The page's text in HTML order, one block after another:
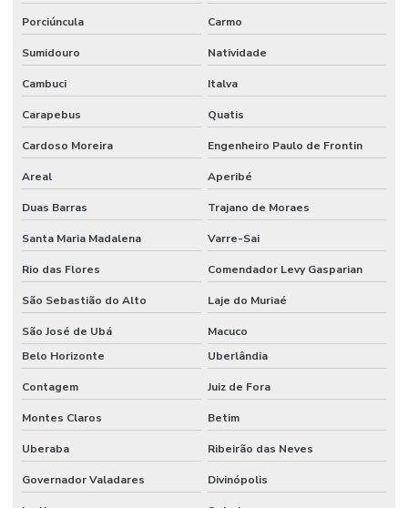
Porciúncula Carmo
Sumidouro Natividade
Cambuci Italva
Carapebus Quatis
Cardoso Moreira Engenheiro Paulo de Frontin
Areal Aperibé
Duas Barras Trajano de Moraes
Santa Maria Madalena Varre-Sai
Rio das Flores Comendador Levy Gasparian
São Sebastião do Alto Laje do Muriaé
São José de Ubá
Macuco
Belo Horizonte
Uberlândia
Contagem Juiz de Fora
Montes Claros Betim
Uberaba Ribeirão das Neves
Governador Valadares Divinópolis